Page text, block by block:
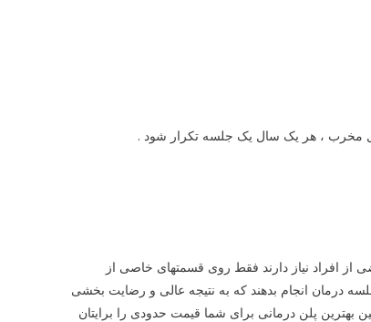
مخرب ، هر یک سال یک جلسه تکرار شود .
از افراد نیاز دارند فقط روی قسمتهای خاصی از
درمان انجام بدهند که به نتیجه عالی و رضایت بخشی
بهترین پلن درمانی برای شما قیمت حدودی را برایتان